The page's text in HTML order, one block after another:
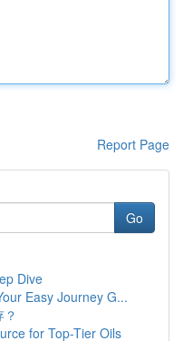
Report Page
Go
Dive
Easy Journey G...
for Top-Tier Oils